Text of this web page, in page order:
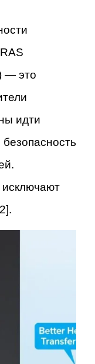
— это
идти
исключают